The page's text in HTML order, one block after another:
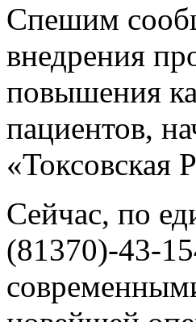
Спешим
внедрения
повышения
пациентов,
«Токсовская
Сейчас, по
(81370)-43-